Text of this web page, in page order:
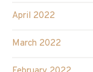
April 2022
March 2022